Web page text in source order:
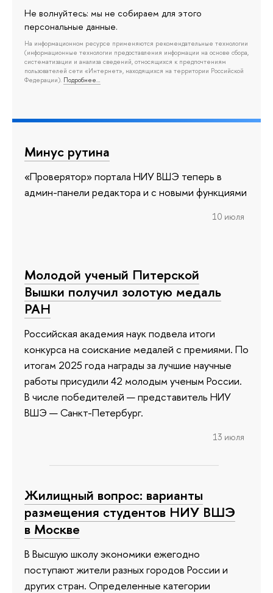
Не волнуйтесь: мы не собираем для этого
персональные данные.
На информационном ресурсе применяются рекомендательные технологии
(информационные технологии предоставления информации на основе сбора,
систематизации и анализа сведений, относящихся к предпочтениям
пользователей сети «Интернет», находящихся на территории Российской
Федерации). Подробнее…
Минус рутина
«Проверятор» портала НИУ ВШЭ теперь в
админ-панели редактора и с новыми функциями
10 июля
Молодой ученый Питерской
Вышки получил золотую медаль
РАН
Российская академия наук подвела итоги
конкурса на соискание медалей с премиями. По
итогам 2025 года награды за лучшие научные
работы присудили 42 молодым ученым России.
В числе победителей — представитель НИУ
ВШЭ — Санкт-Петербург.
13 июля
Жилищный вопрос: варианты
размещения студентов НИУ ВШЭ
в Москве
В Высшую школу экономики ежегодно
поступают жители разных городов России и
других стран. Определенные категории